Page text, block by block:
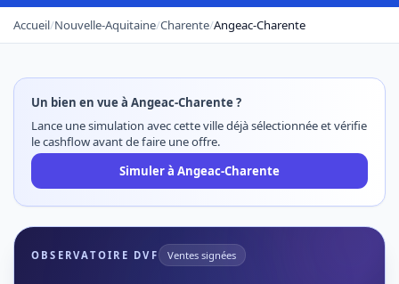
Accueil/Nouvelle-Aquitaine/Charente/Angeac-Charente
Un bien en vue à Angeac-Charente ?
Lance une simulation avec cette ville déjà sélectionnée et vérifie
le cashflow avant de faire une offre.
Simuler à Angeac-Charente
OBSERVATOIRE DVF Ventes signées